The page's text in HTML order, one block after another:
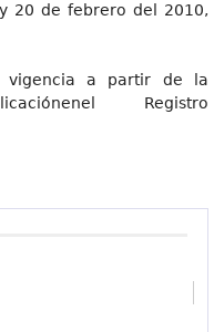
20 de febrero del 2010,
vigencia a partir de la
Registro